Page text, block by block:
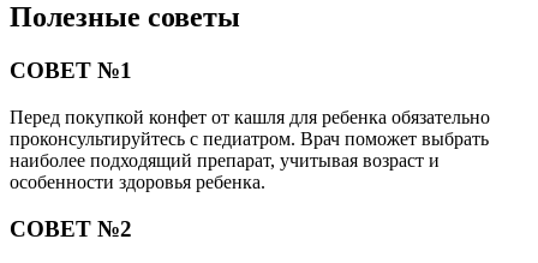
Полезные советы
СОВЕТ №1
Перед покупкой конфет от кашля для ребенка обязательно
проконсультируйтесь с педиатром. Врач поможет выбрать
наиболее подходящий препарат, учитывая возраст и
особенности здоровья ребенка.
СОВЕТ №2